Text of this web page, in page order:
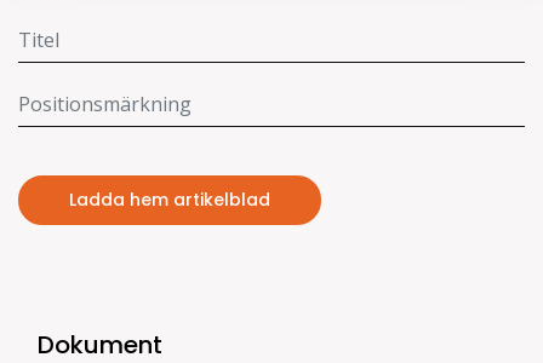
Ladda hem artikelblad
Dokument